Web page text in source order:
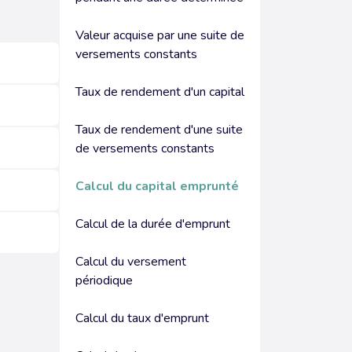
Valeur acquise par une suite de
versements constants
Taux de rendement d'un capital
Taux de rendement d'une suite
de versements constants
Calcul du capital emprunté
Calcul de la durée d'emprunt
Calcul du versement
périodique
Calcul du taux d'emprunt